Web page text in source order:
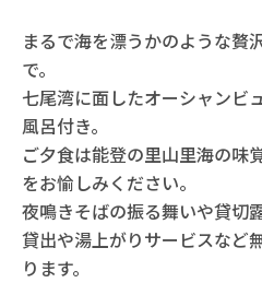
まるで海を漂うかのような贅
で。
七尾湾に面したオーシャンビ
風呂付き。
ご夕食は能登の里山里海の味
をお愉しみください。
夜鳴きそばの振る舞いや貸切
貸出や湯上がりサービスなど
ります。